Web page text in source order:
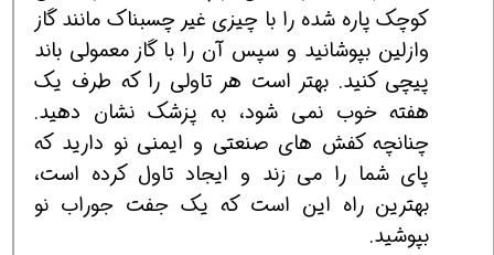
کوچک پاره شده را با چیزی غیر چسبناک مانند گاز
وازلین بپوشانید و سپس آن را با گاز معمولی باند
پیچی کنید. بهتر است هر تاولی را که طرف یک
هفته خوب نمی شود، به پزشک نشان دهید.
چنانچه کفش های صنعتی و ایمنی نو دارید که
پای شما را می زند و ایجاد تاول کرده است،
بهترین راه این است که یک جفت جوراب نو
بپوشید.